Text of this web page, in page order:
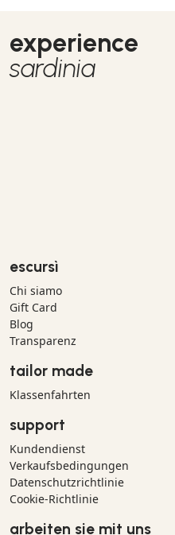
experience
sardinia
escursì
Chi siamo
Gift Card
Blog
Transparenz
tailor made
Klassenfahrten
support
Kundendienst
Verkaufsbedingungen
Datenschutzrichtlinie
Cookie-Richtlinie
arbeiten sie mit uns